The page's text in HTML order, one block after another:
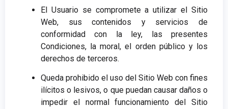
El Usuario se compromete a utilizar el Sitio
Web, sus contenidos y servicios de
conformidad con la ley, las presentes
Condiciones, la moral, el orden público y los
derechos de terceros.
Queda prohibido el uso del Sitio Web con fines
ilícitos o lesivos, o que puedan causar daños o
impedir el normal funcionamiento del Sitio